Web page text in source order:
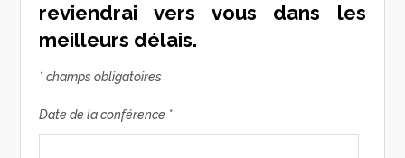
reviendrai vers vous dans les
meilleurs délais.
* champs obligatoires
Date de la conférence *